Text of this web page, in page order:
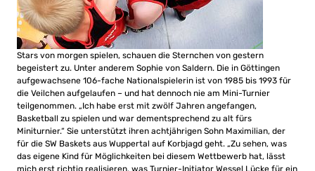
Stars von morgen spielen, schauen die Sternchen von gestern
begeistert zu. Unter anderem Sophie von Saldern. Die in Göttingen
aufgewachsene 106-fache Nationalspielerin ist von 1985 bis 1993 für
die Veilchen aufgelaufen – und hat dennoch nie am Mini-Turnier
teilgenommen. „Ich habe erst mit zwölf Jahren angefangen,
Basketball zu spielen und war dementsprechend zu alt fürs
Miniturnier.“ Sie unterstützt ihren achtjährigen Sohn Maximilian, der
für die SW Baskets aus Wuppertal auf Korbjagd geht. „Zu sehen, was
das eigene Kind für Möglichkeiten bei diesem Wettbewerb hat, lässt
mich erst richtig realisieren, was Turnier-Initiator Wessel Lücke für ein